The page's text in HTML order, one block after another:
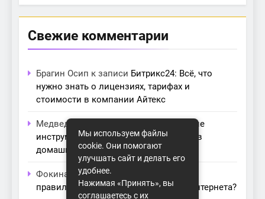
Свежие комментарии
Брагин Осип к записи Битрикс24: Всё, что
нужно знать о лицензиях, тарифах и
стоимости в компании Айтекс
Медведева Амалия
Основные
инструменты для создания серверов в
домашних условиях
Фокина Невак записи
правильный модем для домашнего интернета?
Мы используем файлы
cookie. Они помогают
улучшать сайт и делать его
удобнее.
Нажимая «Принять», вы
соглашаетесь с их